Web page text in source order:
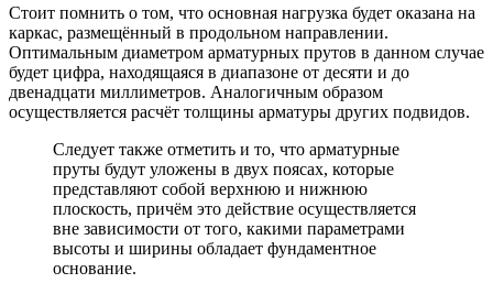
Стоит помнить о том, что основная нагрузка будет оказана на
каркас, размещённый в продольном направлении.
Оптимальным диаметром арматурных прутов в данном случае
будет цифра, находящаяся в диапазоне от десяти и до
двенадцати миллиметров. Аналогичным образом
осуществляется расчёт толщины арматуры других подвидов.
Следует также отметить и то, что арматурные
пруты будут уложены в двух поясах, которые
представляют собой верхнюю и нижнюю
плоскость, причём это действие осуществляется
вне зависимости от того, какими параметрами
высоты и ширины обладает фундаментное
основание.